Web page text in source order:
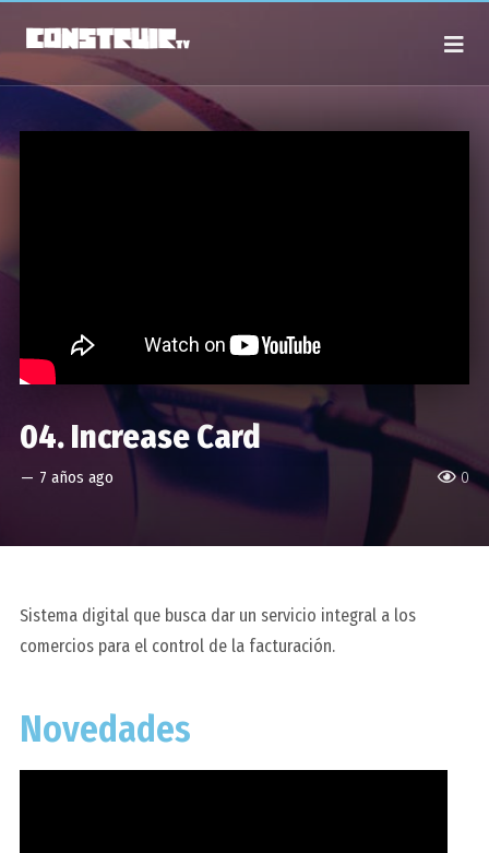
0
04. Increase Card
— 7 años ago
Sistema digital que busca dar un servicio integral a los
comercios para el control de la facturación.
Novedades